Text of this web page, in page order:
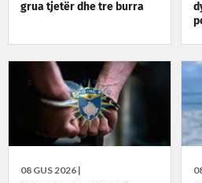
grua tjetër dhe tre burra
08 GUS 2026 |